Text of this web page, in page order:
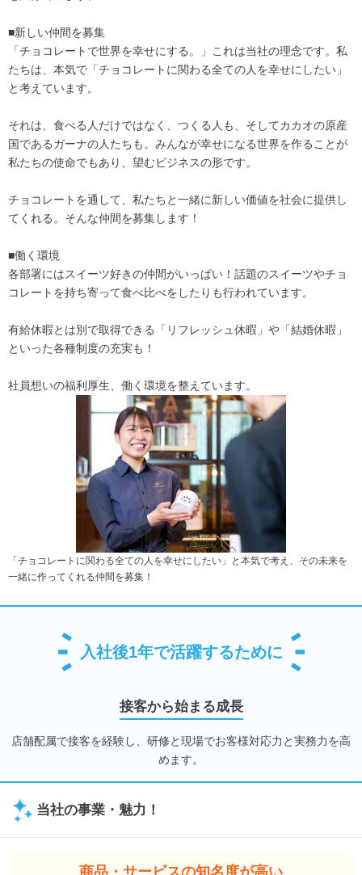
■新しい仲間を募集
「チョコレートで世界を幸せにする。」これは当社の理念です。私
たちは、本気で「チョコレートに関わる全ての人を幸せにしたい」
と考えています。
それは、食べる人だけではなく、つくる人も、そしてカカオの原産
国であるガーナの人たちも。みんなが幸せになる世界を作ることが
私たちの使命でもあり、望むビジネスの形です。
チョコレートを通して、私たちと一緒に新しい価値を社会に提供し
てくれる。そんな仲間を募集します！
■働く環境
各部署にはスイーツ好きの仲間がいっぱい！話題のスイーツやチョ
コレートを持ち寄って食べ比べをしたりも行われています。
有給休暇とは別で取得できる「リフレッシュ休暇」や「結婚休暇」
といった各種制度の充実も！
社員想いの福利厚生、働く環境を整えています。
「チョコレートに関わる全ての人を幸せにしたい」と本気で考え、その未来を
一緒に作ってくれる仲間を募集！
入社後1年で活躍するために
接客から始まる成長
店舗配属で接客を経験し、研修と現場でお客様対応力と実務力を高
めます。
当社の事業・魅力！
商品・サービスの知名度が高い